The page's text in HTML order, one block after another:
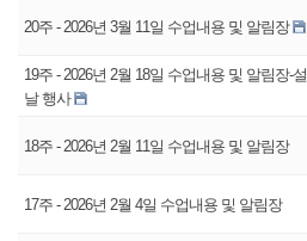
20주 - 2026년 3월 11일 수업내용 및 알림장
19주 - 2026년 2월 18일 수업내용 및 알림장-설
날 행사
18주 - 2026년 2월 11일 수업내용 및 알림장
17주 - 2026년 2월 4일 수업내용 및 알림장